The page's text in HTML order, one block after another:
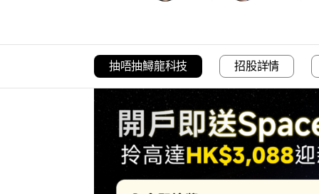
抽唔抽鱘龍科技 招股詳情